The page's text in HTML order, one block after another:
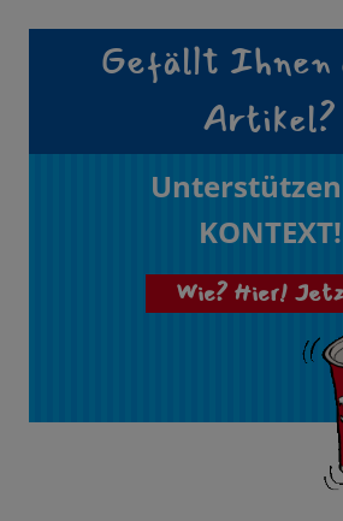
Gefällt Ihnen
Artikel?
Unterstützen
KONTEXT!
Wie? Hier!